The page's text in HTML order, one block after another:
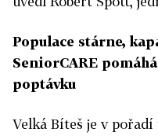
Populace stárne,
SeniorCARE
poptávku
Velká Bíteš je v